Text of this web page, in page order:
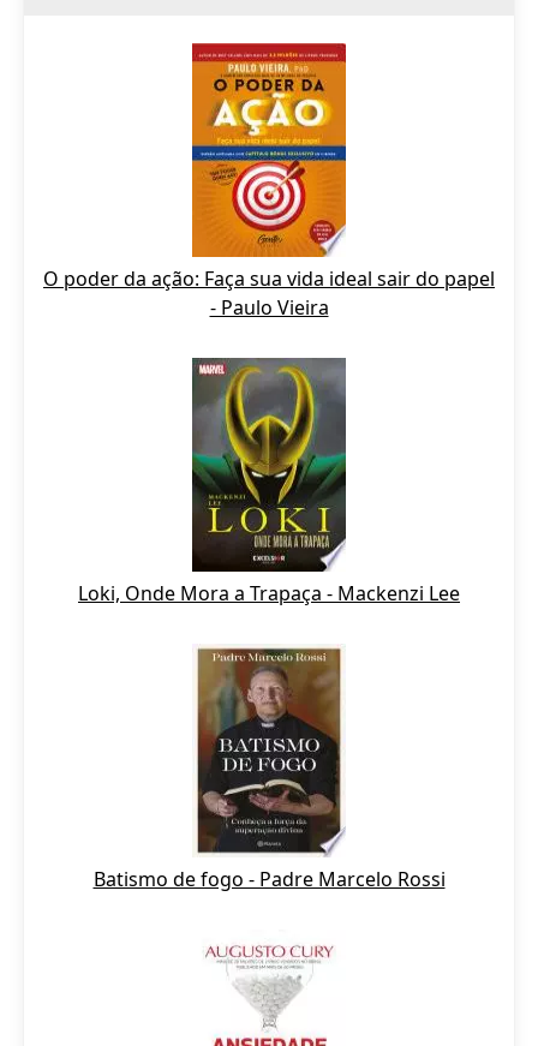
O poder da ação: Faça sua vida ideal sair do papel
- Paulo Vieira
Loki, Onde Mora a Trapaça - Mackenzi Lee
Batismo de fogo - Padre Marcelo Rossi